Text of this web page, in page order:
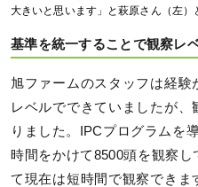
大きいと思います」と萩原さん（左）
基準を統一することで観察レ
旭ファームのスタッフは経
レベルでできていましたが
りました。IPCプログラムを
時間をかけて8500頭を観察
て現在は短時間で観察できま